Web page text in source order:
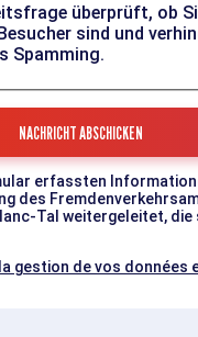
überprüft, ob
sind und
Spamming.
erfassten
des
Tal weitergeleitet, die
gestion de vos données